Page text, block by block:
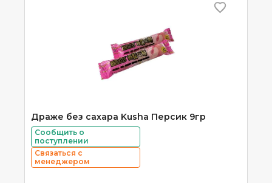
Драже без сахара Kusha Персик 9гр
Сообщить о
поступлении
Связаться с
менеджером